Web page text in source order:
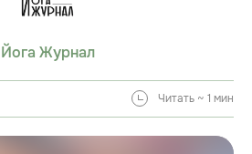
Йога Журнал
Читать ~ 1 мин